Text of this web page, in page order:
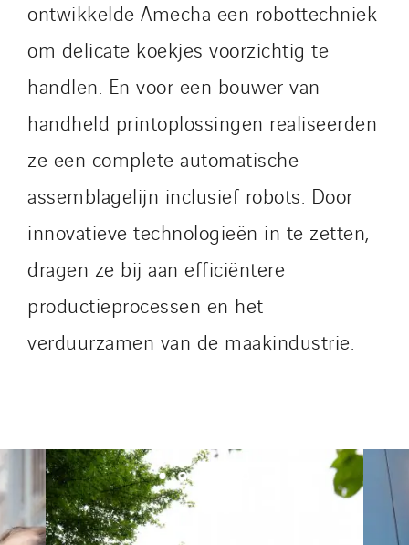
ontwikkelde Amecha een robottechniek
om delicate koekjes voorzichtig te
handlen. En voor een bouwer van
handheld printoplossingen realiseerden
ze een complete automatische
assemblagelijn inclusief robots. Door
innovatieve technologieën in te zetten,
dragen ze bij aan efficiëntere
productieprocessen en het
verduurzamen van de maakindustrie.
SDEL Transport
SDEL Transport Services
SEDD
Service One Alliance
Seves
SKE-International
Smart Building Energies
Socalec
Sotécnica
SparkEx® Funkenlöschanlagen
STE Armor
Strasser
Telematic Solutions
TG Concept
Thermo Réfrigération